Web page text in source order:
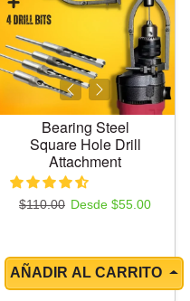
Bearing Steel
Square Hole Drill
Attachment
Precio regular
$110.00 Precio de oferta
Desde $55.00
AÑADIR AL CARRITO